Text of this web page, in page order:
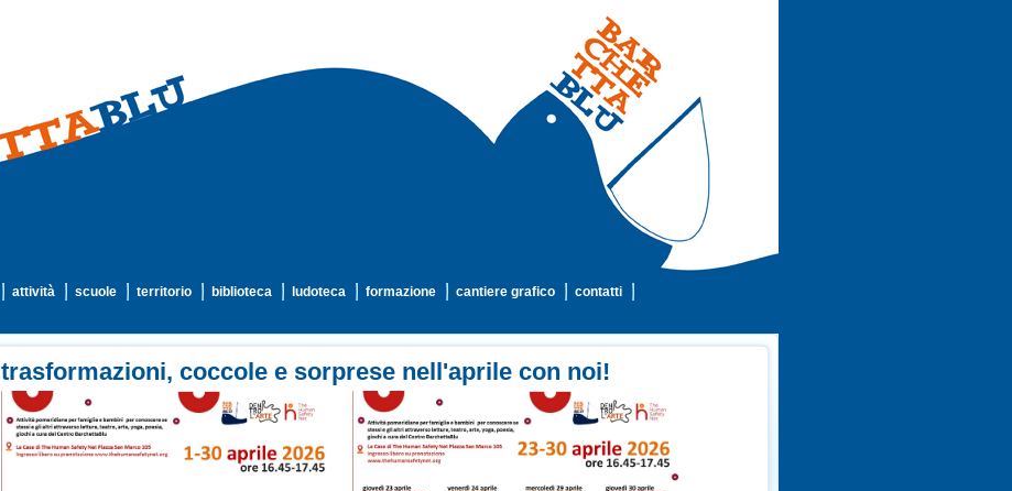
attività scuole territorio biblioteca ludoteca formazione cantiere grafico contatti
trasformazioni, coccole e sorprese nell'aprile con noi!